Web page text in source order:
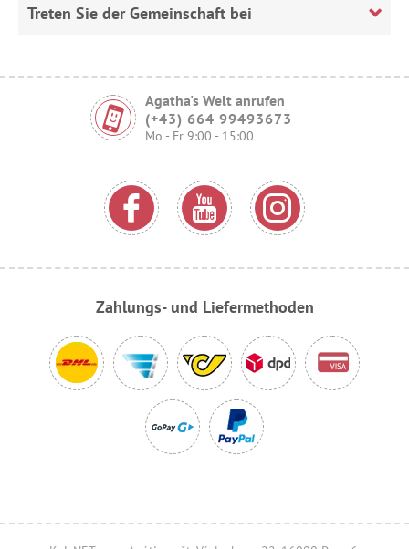
Treten Sie der Gemeinschaft bei
Agatha's Welt anrufen
(+43) 664 99493673
Mo - Fr 9:00 - 15:00
Zahlungs- und Liefermethoden